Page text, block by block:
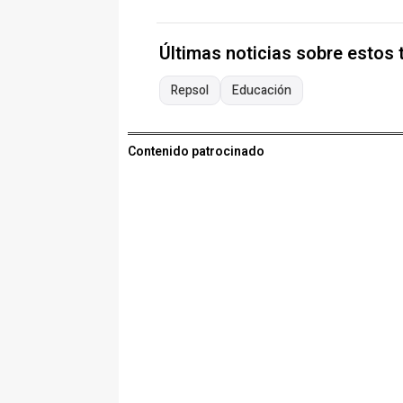
Últimas noticias sobre estos
Repsol Educación
Contenido patrocinado